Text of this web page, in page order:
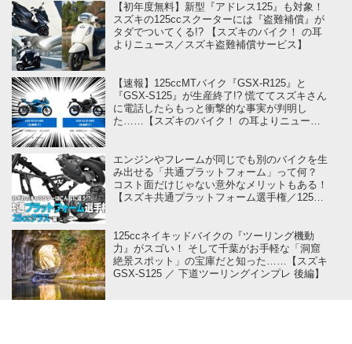
【初年度無料】新型『アドレス125』も対象！
スズキの125ccスクーターには『盗難補償』が
タダでついてくる!? 【スズキのバイク！ の耳
よりニュース／スズキ盗難補償サービス】
【速報】125ccMTバイク『GSX-R125』と
『GSX-S125』が生産終了!? 慌ててスズキさん
に電話したらもっと衝撃的な事実が判明し
た……【スズキのバイク！ の耳よりニュー
エンジンやフレームが同じでも別のバイクを生
み出せる「共通プラットフォーム」って何？
コスト面だけじゃない意外なメリットもある！
【スズキ共通プラットフォーム選手権／125cc
125ccネイキッドバイクの『ツーリング機動
力』がスゴい！ そして千葉がお手軽な「洞窟
絶景スポット」の宝庫だと知った……【スズキ
GSX-S125 ／ 下道ツーリングインプレ 後編】